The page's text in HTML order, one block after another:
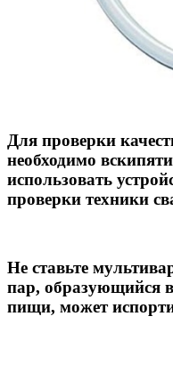
Для проверки
необходимо
использовать
проверки техники
Не ставьте
пар, образующийся
пищи, может